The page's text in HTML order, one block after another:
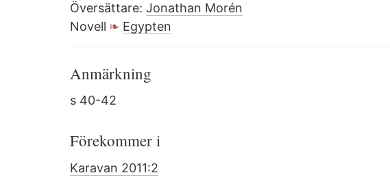
Översättare: Jonathan Morén
Novell
Egypten
Anmärkning
s 40-42
Förekommer i
Karavan 2011:2